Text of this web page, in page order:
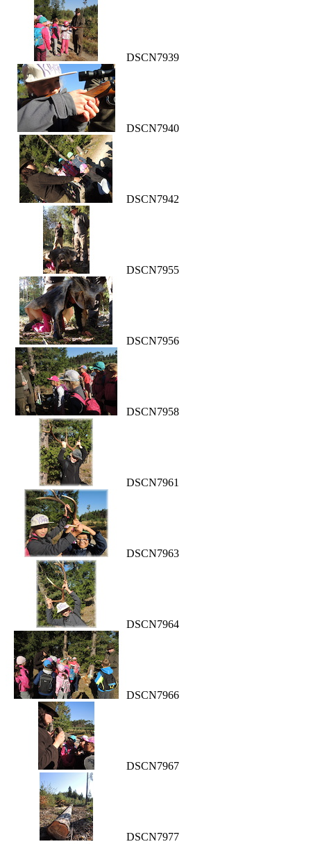
DSCN7939
DSCN7940
DSCN7942
DSCN7955
DSCN7956
DSCN7958
DSCN7961
DSCN7963
DSCN7964
DSCN7966
DSCN7967
DSCN7977